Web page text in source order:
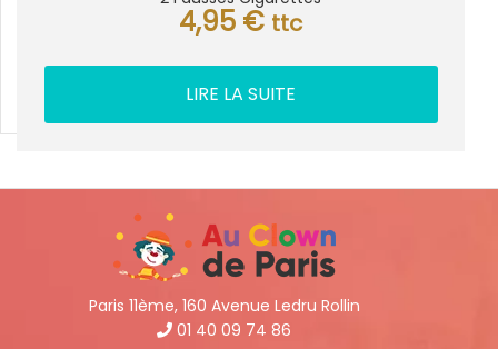
4,95 € ttc
LIRE LA SUITE
Paris 11ème, 160 Avenue Ledru Rollin
01 40 09 74 86